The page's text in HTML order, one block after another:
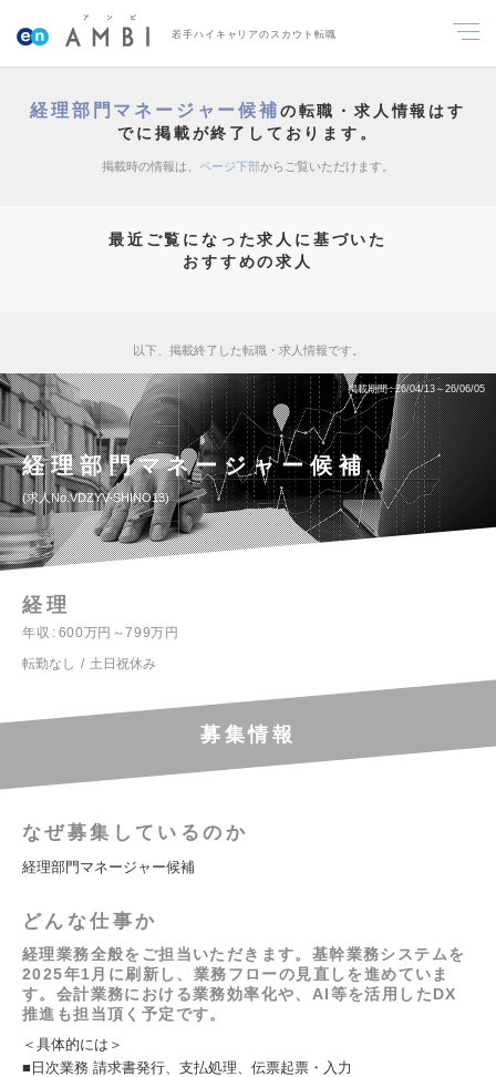
若手ハイキャリアのスカウト転職
経理部門マネージャー候補の転職・求人情報はす
でに掲載が終了しております。
掲載時の情報は、 ページ下部からご覧いただけます。
最近ご覧になった求人に基づいた
おすすめの求人
以下、掲載終了した転職・求人情報です。
掲載期間 26/04/13～26/06/05
経理部門マネージャー候補
求人No.VDZYV-SHINO13
経理
年収
600万円～799万円
転勤なし
土日祝休み
募集情報
なぜ募集しているのか
経理部門マネージャー候補
どんな仕事か
経理業務全般をご担当いただきます。基幹業務システムを
2025年1月に刷新し、業務フローの見直しを進めていま
す。会計業務における業務効率化や、AI等を活用したDX
推進も担当頂く予定です。
＜具体的には＞
■日次業務 請求書発行、支払処理、伝票起票・入力